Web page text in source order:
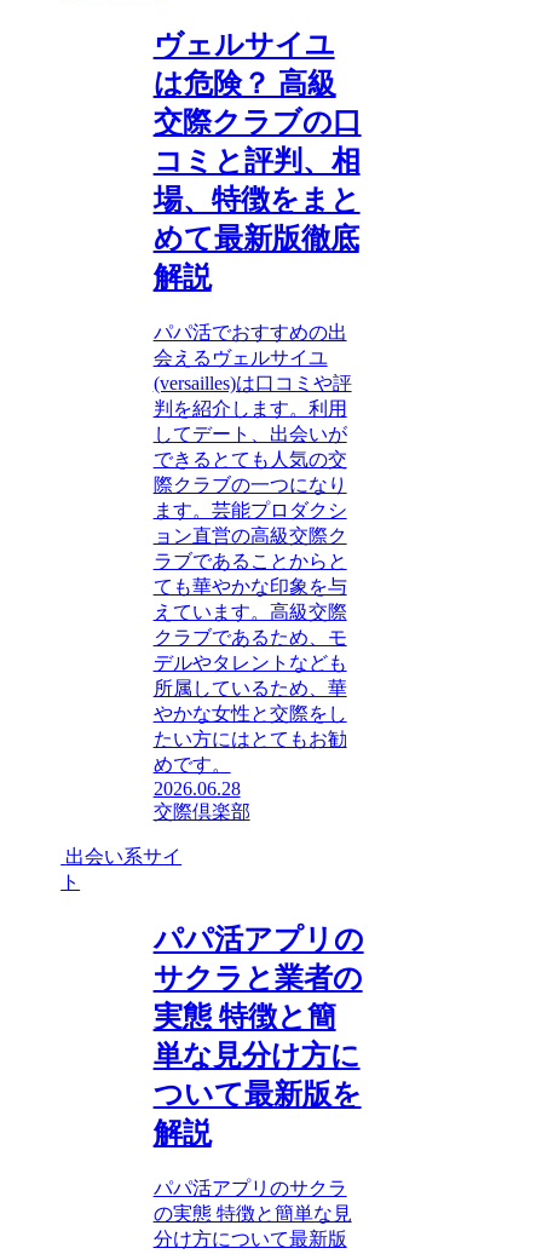
ヴェルサイユ
は危険？ 高級
交際クラブの口
コミと評判、相
場、特徴をまと
めて最新版徹底
解説
パパ活でおすすめの出
会えるヴェルサイユ
(versailles)は口コミや評
判を紹介します。利用
してデート、出会いが
できるとても人気の交
際クラブの一つになり
ます。芸能プロダクシ
ョン直営の高級交際ク
ラブであることからと
ても華やかな印象を与
えています。高級交際
クラブであるため、モ
デルやタレントなども
所属しているため、華
やかな女性と交際をし
たい方にはとてもお勧
めです。
2026.06.28
交際倶楽部
出会い系サイ
ト
パパ活アプリの
サクラと業者の
実態 特徴と簡
単な見分け方に
ついて最新版を
解説
パパ活アプリのサクラ
の実態 特徴と簡単な見
分け方について最新版